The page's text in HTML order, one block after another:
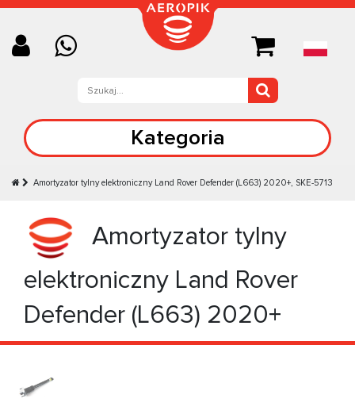
Kategoria
Amortyzator tylny elektroniczny Land Rover Defender (L663) 2020+, SKE-5713
Amortyzator tylny
elektroniczny Land Rover
Defender (L663) 2020+